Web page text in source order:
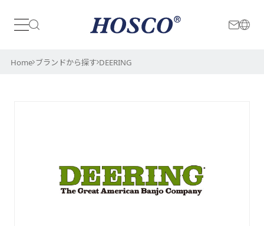
日本
Home ブランドから探す DEERING